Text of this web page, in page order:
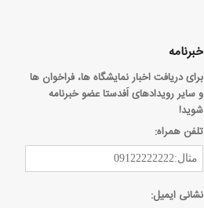
خبرنامه
برای دریافت اخبار نمایشگاه ها، فراخوان ها
و سایر رویدادهای اَفدستا عضو خبرنامه
شوید!
تلفن همراه:
نشانی ایمیل: